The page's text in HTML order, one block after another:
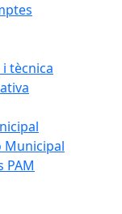
tècnica
Municipal
PAM